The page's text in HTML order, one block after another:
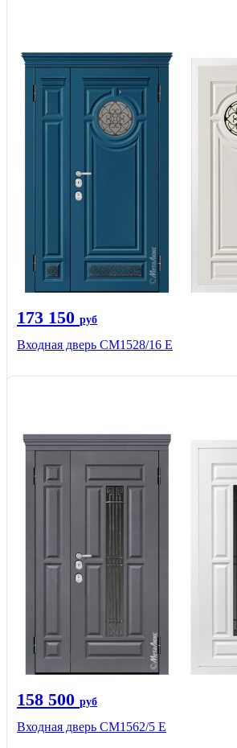
173 150 руб
Входная дверь СМ1528/16 Е
158 500 руб
Входная дверь СМ1562/5 Е